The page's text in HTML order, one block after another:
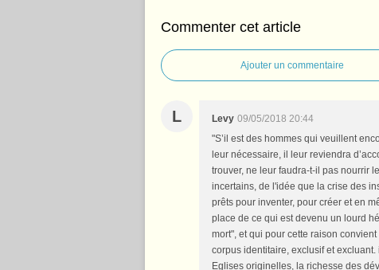
Commenter cet article
Ajouter un commentaire
L Levy 09/05/2018 20:44
"S’il est des hommes qui veuillent
leur nécessaire, il leur reviendra
trouver, ne leur faudra-t-il pas nourrir
incertains, de l'idée que la crise des
prêts pour inventer, pour créer et en
place de ce qui est devenu un lourd
mort", et qui pour cette raison
corpus identitaire, exclusif et
Eglises originelles, la richesse des